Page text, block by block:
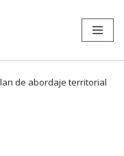
de abordaje territorial